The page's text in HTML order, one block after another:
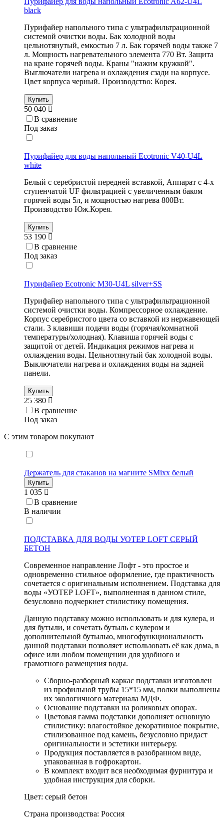
black
Пурифайер напольного типа с ультрафильтрационной
системой очистки воды. Бак холодной воды
цельнотянутый, емкостью 7 л. Бак горячей воды также 7
л. Мощность нагревательного элемента 770 Вт. Защита
на кране горячей воды. Краны "нажим кружкой".
Выглючатели нагрева и охлаждения сзади на корпусе.
Цвет корпуса черный. Производство: Корея.
Купить
50 040
В сравнение
Под заказ
Пурифайер для воды напольный Ecotronic V40-U4L
white
Белый с серебристой передней вставкой, Аппарат с 4-х
ступенчатой UF фильтрацией с увеличенным баком
горячей воды 5л, и мощностью нагрева 800Вт.
Производство Юж.Корея.
Купить
53 190
В сравнение
Под заказ
Пурифайер Ecotronic M30-U4L silver+SS
Пурифайер напольного типа с ультрафильтрационной
системой очистки воды. Компрессорное охлаждение.
Корпус серебристого цвета со вставкой из нержавеющей
стали. 3 клавиши подачи воды (горячая/комнатной
температуры/холодная). Клавиша горячей воды с
защитой от детей. Индикация режимов нагрева и
охлаждения воды. Цельнотянутый бак холодной воды.
Выключатели нагрева и охлаждения воды на задней
панели.
Купить
25 380
В сравнение
Под заказ
С этим товаром покупают
Держатель для стаканов на магните SMixx белый
Купить
1 035
В сравнение
В наличии
ПОДСТАВКА ДЛЯ ВОДЫ УОТЕР LOFT СЕРЫЙ
БЕТОН
Современное направление Лофт - это простое и
одновременно стильное оформление, где практичность
сочетается с оригинальным исполнением. Подставка для
воды «УОТЕР LOFT», выполненная в данном стиле,
безусловно подчеркнет стилистику помещения.
Данную подставку можно использовать и для кулера, и
для бутыли, и сочетать бутыль с кулером и
дополнительной бутылью, многофункциональность
данной подставки позволяет использовать её как дома, в
офисе или любом помещении для удобного и
грамотного размещения воды.
Сборно-разборный каркас подставки изготовлен
из профильной трубы 15*15 мм, полки выполнены
их экологичного материала МДФ.
Основание подставки на роликовых опорах.
Цветовая гамма подставки дополняет основную
стилистику: влагостойкое декоративное покрытие,
стилизованное под камень, безусловно придаст
оригинальности и эстетики интерьеру.
Продукция поставляется в разобранном виде,
упакованная в гофрокартон.
В комплект входит вся необходимая фурнитура и
удобная инструкция для сборки.
Цвет: серый бетон
Страна производства: Россия